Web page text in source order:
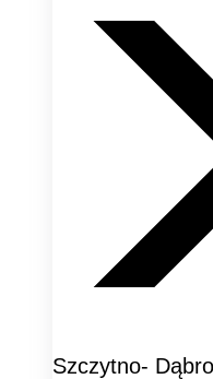
Szczytno-